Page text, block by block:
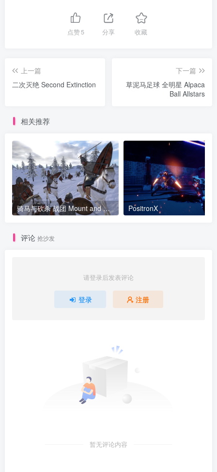
点赞5 分享 收藏
上一篇
二次灭绝 Second Extinction
下一篇
草泥马足球 全明星 Alpaca
Ball Allstars
相关推荐
骑马与砍杀 战团 Mount and Blade Warband v2.064单机版 v1.174版 内含 Mod 77G版 官方中文 支持联机 PositronX
评论 抢沙发
请登录后发表评论
登录 注册
暂无评论内容